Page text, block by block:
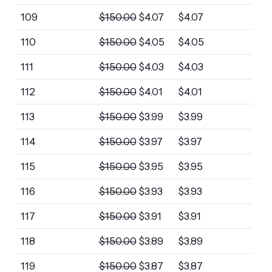
109 $150.00 $4.07 $4.07
110 $150.00 $4.05 $4.05
111 $150.00 $4.03 $4.03
112 $150.00 $4.01 $4.01
113 $150.00 $3.99 $3.99
114 $150.00 $3.97 $3.97
115 $150.00 $3.95 $3.95
116 $150.00 $3.93 $3.93
117 $150.00 $3.91 $3.91
118 $150.00 $3.89 $3.89
119 $150.00 $3.87 $3.87